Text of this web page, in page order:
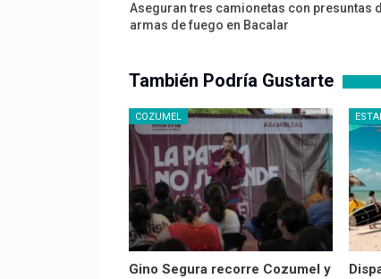
Aseguran tres camionetas con presuntas
armas de fuego en Bacalar
También Podría Gustarte
COZUMEL
Gino Segura recorre Cozumel y